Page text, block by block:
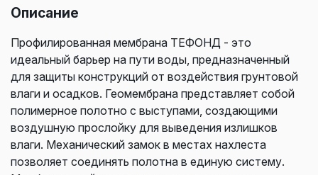
Описание
Профилированная мембрана ТЕФОНД - это
идеальный барьер на пути воды, предназначенный
для защиты конструкций от воздействия грунтовой
влаги и осадков. Геомембрана представляет собой
полимерное полотно с выступами, создающими
воздушную прослойку для выведения излишков
влаги. Механический замок в местах нахлеста
позволяет соединять полотна в единую систему.